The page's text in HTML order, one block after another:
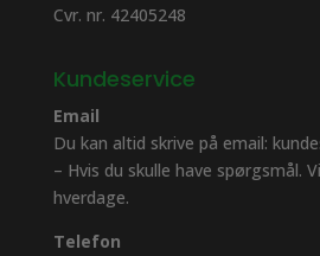
Cvr. nr. 42405248
Kundeservice
Email
Du kan altid skrive på email:
– Hvis du skulle have spørgsmål.
hverdage.
Telefon